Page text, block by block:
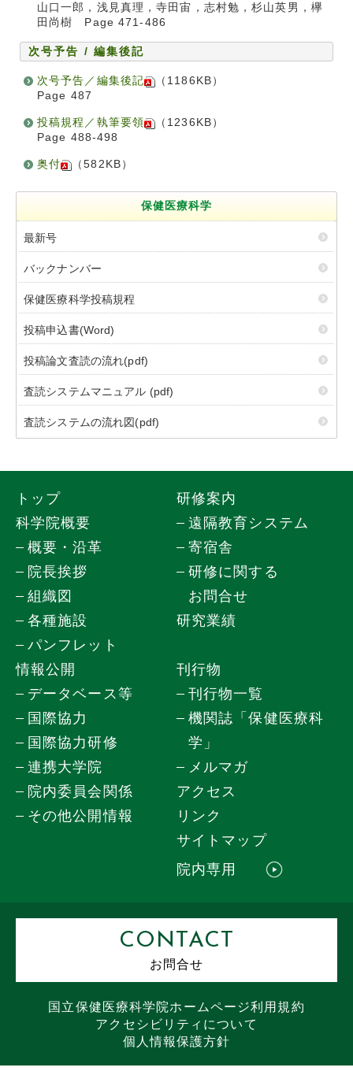
山口一郎，浅見真理，寺田宙，志村勉，杉山英男，欅
田尚樹 Page 471-486
次号予告 / 編集後記
次号予告／編集後記
（1186KB）
Page 487
投稿規程／執筆要領
（1236KB）
Page 488-498
奥付 （582KB）
保健医療科学
最新号
バックナンバー
保健医療科学投稿規程
投稿申込書(Word)
投稿論文査読の流れ(pdf)
査読システムマニュアル (pdf)
査読システムの流れ図(pdf)
トップ
科学院概要
概要・沿革
院長挨拶
組織図
各種施設
パンフレット
研修案内
遠隔教育システム
寄宿舎
研修に関する
お問合せ
研究業績
情報公開
データベース等
国際協力
国際協力研修
連携大学院
院内委員会関係
その他公開情報
刊行物
刊行物一覧
機関誌「保健医療科
学」
メルマガ
アクセス
リンク
サイトマップ
院内専用
CONTACT
お問合せ
国立保健医療科学院ホームページ利用規約
アクセシビリティについて
個人情報保護方針